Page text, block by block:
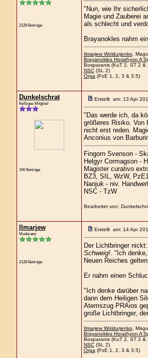
2128 Beiträge
"Nun, wie Ihr
Magie und Zauberei
als schlecht und
Brayanokles nahm
Ilmarjew Woldurjenko,
Brayanokles Horathyon
Bosparanis (KuT 2, ST 2
NSC(SL 2)
Orga (PzE 1, 2, 3 & 3.5)
Dunkelschrat
fleißiges Mitglied
166 Beiträge
Erstellt am: 13 Apr
"Das werde ich, da
größeres Risiko. Von
nicht erst reden.
Anconius von
Fingorn Svenson -
Helgyr Cormagson -
Magister curativo
BZ3, SIL, WzW,
Nanjuk - niv.
NSC - TzW
Bearbeitet von:
Ilmarjew
Moderator
2128 Beiträge
Erstellt am: 14 Apr
Der Lichtbringer
Schweig!. "Ich
Neuen Reiches
Er nahm einen
"Ich denke darüber
dann dem Heiligen
Atemszug PRAios
große Lichtbringer,
Ilmarjew Woldurjenko,
Brayanokles Horathyon
Bosparanis (KuT 2, ST 2
NSC(SL 2)
Orga (PzE 1, 2, 3 & 3.5)